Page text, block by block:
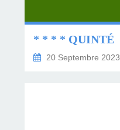
20 Septembre 2023